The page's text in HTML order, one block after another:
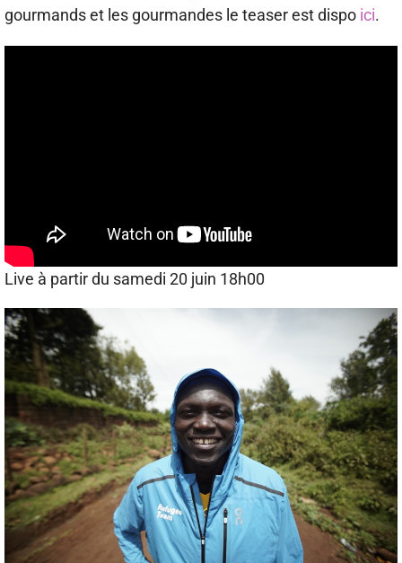
gourmands et les gourmandes le teaser est dispo ici.
Live à partir du samedi 20 juin 18h00